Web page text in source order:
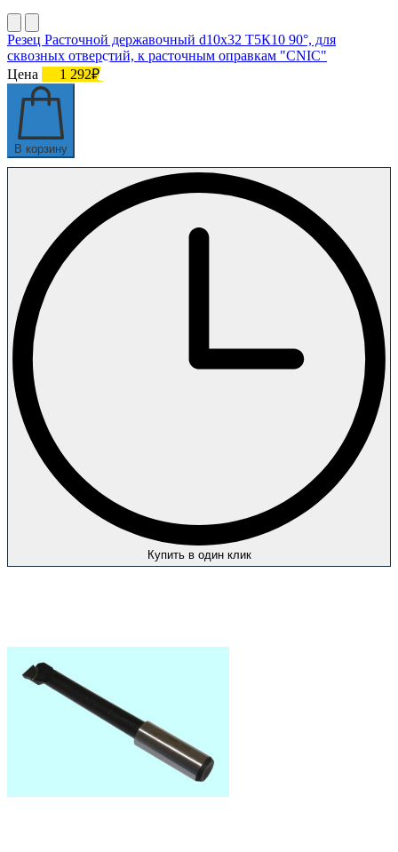
Резец Расточной державочный d10х32 Т5К10 90°, для
сквозных отверстий, к расточным оправкам "CNIC"
Цена
1 292₽
В корзину
Купить в один клик